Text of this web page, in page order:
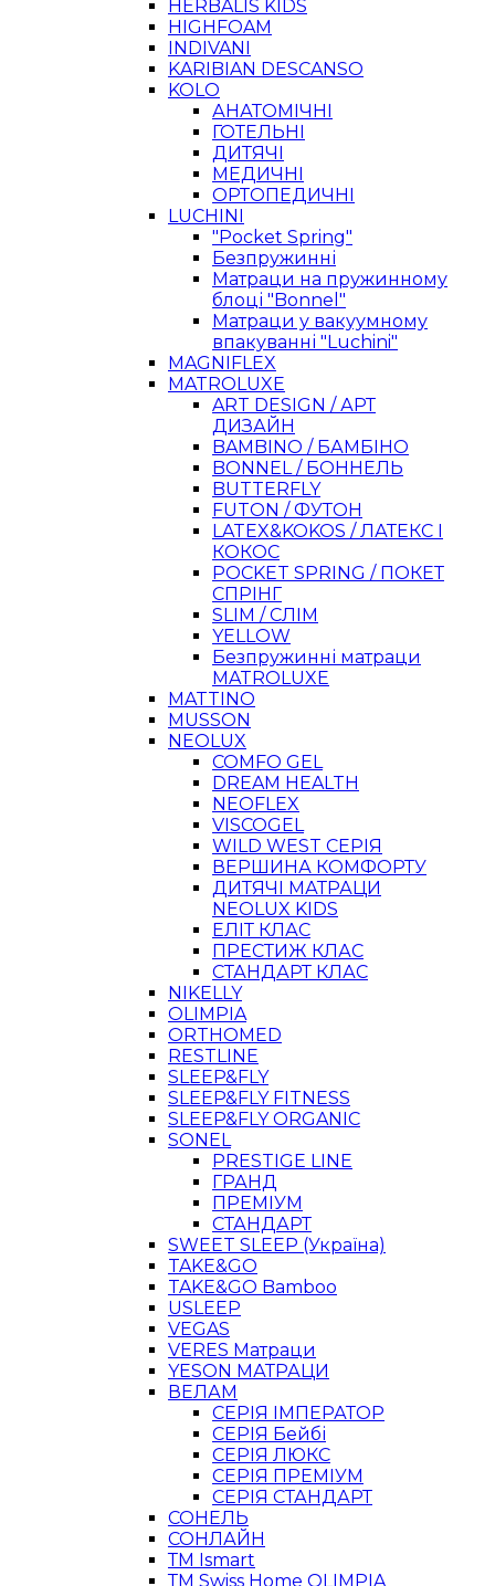
HERBALIS KIDS
HIGHFOAM
INDIVANI
KARIBIAN DESCANSO
KOLO
АНАТОМІЧНІ
ГОТЕЛЬНІ
ДИТЯЧІ
МЕДИЧНІ
ОРТОПЕДИЧНІ
LUCHINI
"Pocket Spring"
Безпружинні
Матраци на пружинному
блоці "Bonnel"
Матраци у вакуумному
впакуванні "Luchini"
MAGNIFLEX
MATROLUXE
ART DESIGN / АРТ
ДИЗАЙН
BAMBINO / БАМБІНО
BONNEL / БОННЕЛЬ
BUTTERFLY
FUTON / ФУТОН
LATEX&KOKOS / ЛАТЕКС І
КОКОС
POCKET SPRING / ПОКЕТ
СПРІНГ
SLIM / СЛІМ
YELLOW
Безпружинні матраци
MATROLUXE
MATTINO
MUSSON
NEOLUX
COMFO GEL
DREAM HEALTH
NEOFLEX
VISCOGEL
WILD WEST СЕРІЯ
ВЕРШИНА КОМФОРТУ
ДИТЯЧІ МАТРАЦИ
NEOLUX KIDS
ЕЛІТ КЛАС
ПРЕСТИЖ КЛАС
СТАНДАРТ КЛАС
NIKELLY
OLIMPIA
ORTHOMED
RESTLINE
SLEEP&FLY
SLEEP&FLY FITNESS
SLEEP&FLY ORGANIC
SONEL
PRESTIGE LINE
ГРАНД
ПРЕМІУМ
СТАНДАРТ
SWEET SLEEP (Україна)
TAKE&GO
TAKE&GO Bamboo
USLEEP
VEGAS
VERES Матраци
YESON МАТРАЦИ
ВЕЛАМ
СЕРІЯ ІМПЕРАТОР
СЕРІЯ Бейбі
СЕРІЯ ЛЮКС
СЕРІЯ ПРЕМІУМ
СЕРІЯ СТАНДАРТ
СОНЕЛЬ
СОНЛАЙН
ТМ Ismart
ТМ Swiss Home OLIMPIA